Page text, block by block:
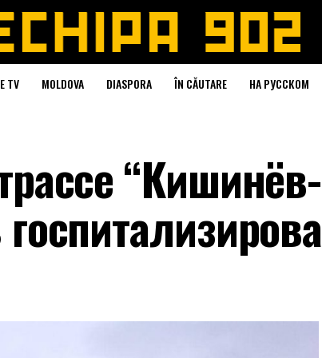
TV MOLDOVA DIASPORA ÎN CĂUTARE НА РУССКОМ
“Кишинёв-